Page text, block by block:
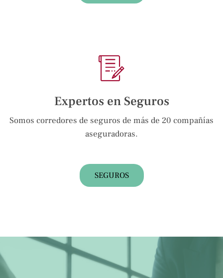
Expertos en Seguros
Somos corredores de seguros de más de 20 compañías
aseguradoras.
SEGUROS